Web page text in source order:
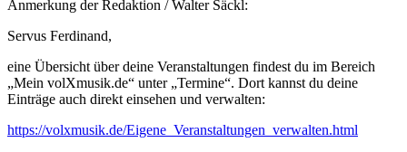
Anmerkung der Redaktion /Walter Säckl:
Servus Ferdinand,
eine Übersicht über deine Veranstaltungen findest du im Bereich
„Mein volXmusik.de“ unter „Termine“. Dort kannst du deine
Einträge auch direkt einsehen und verwalten:
https://volxmusik.de/Eigene_Veranstaltungen_verwalten.html